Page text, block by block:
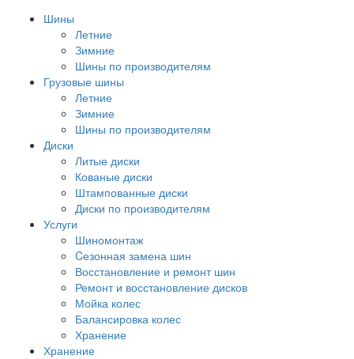
Шины
Летние
Зимние
Шины по производителям
Грузовые шины
Летние
Зимние
Шины по производителям
Диски
Литые диски
Кованые диски
Штампованные диски
Диски по производителям
Услуги
Шиномонтаж
Cезонная замена шин
Восстановление и ремонт шин
Ремонт и восстановление дисков
Мойка колес
Балансировка колес
Хранение
Хранение